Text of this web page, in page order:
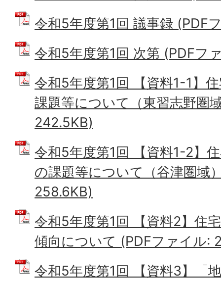
令和5年度第1回 議事録 (PDF
令和5年度第1回 次第 (PDFフ
令和5年度第1回 【資料1-1】
課題等について（東習志野圏
242.5KB)
令和5年度第1回 【資料1-2】
の課題等について（谷津圏域
258.6KB)
令和5年度第1回 【資料2】住
傾向について (PDFファイル:
令和5年度第1回 【資料3】「